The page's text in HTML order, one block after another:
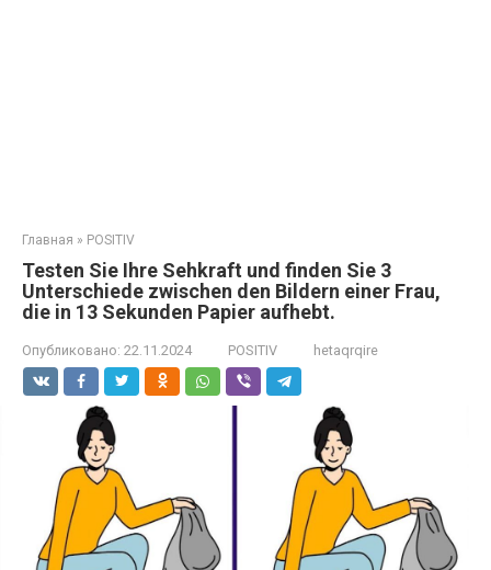
Главная » POSITIV
Testen Sie Ihre Sehkraft und finden Sie 3
Unterschiede zwischen den Bildern einer Frau,
die in 13 Sekunden Papier aufhebt.
Опубликовано: 22.11.2024 POSITIV hetaqrqire